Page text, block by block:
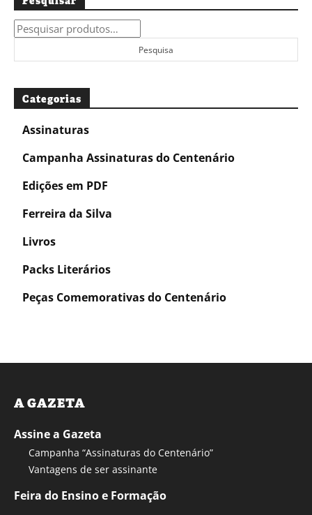
Pesquisar
por:
Pesquisa
Categorias
Assinaturas
Campanha Assinaturas do Centenário
Edições em PDF
Ferreira da Silva
Livros
Packs Literários
Peças Comemorativas do Centenário
A GAZETA
Assine a Gazeta
Campanha “Assinaturas do Centenário”
Vantagens de ser assinante
Feira do Ensino e Formação